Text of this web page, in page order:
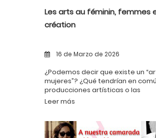
Les arts au féminin, femmes
création
16 de Marzo de 2026
¿Podemos decir que existe un
mujeres”? ¿Qué tendrían en
producciones artísticas o las
condiciones de creación de las
Leer más